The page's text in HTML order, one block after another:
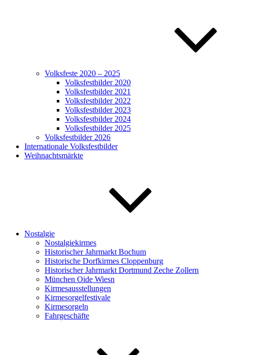
Volksfeste 2020 – 2025
Volksfestbilder 2020
Volksfestbilder 2021
Volksfestbilder 2022
Volksfestbilder 2023
Volksfestbilder 2024
Volksfestbilder 2025
Volksfestbilder 2026
Internationale Volksfestbilder
Weihnachtsmärkte
Nostalgie
Nostalgiekirmes
Historischer Jahrmarkt Bochum
Historische Dorfkirmes Cloppenburg
Historischer Jahrmarkt Dortmund Zeche Zollern
München Oide Wiesn
Kirmesausstellungen
Kirmesorgelfestivale
Kirmesorgeln
Fahrgeschäfte